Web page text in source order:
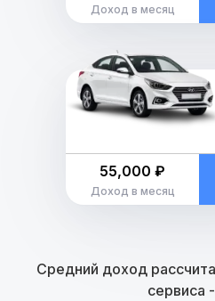
Доход в месяц
55,000 ₽
Доход в месяц
Средний доход
сервиса